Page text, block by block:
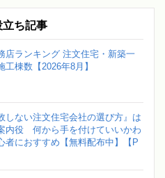
立ち記事
店ランキング 注文住宅・新築一
工棟数【2026年8月】
しない注文住宅会社の選び方』は
内役 何から手を付けていいかわ
者におすすめ【無料配布中】【P